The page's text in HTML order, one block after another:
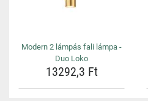
Modern 2 lámpás fali lámpa -
Duo Loko
13292,3 Ft